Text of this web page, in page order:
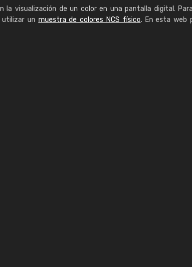
la visualización de un color en una pantalla digital.
utilizar un muestra de colores NCS físico. En esta web